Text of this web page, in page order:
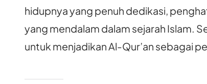
hidupnya yang penuh dedikasi,
yang mendalam dalam sejarah Islam.
untuk menjadikan Al-Qur’an sebagai